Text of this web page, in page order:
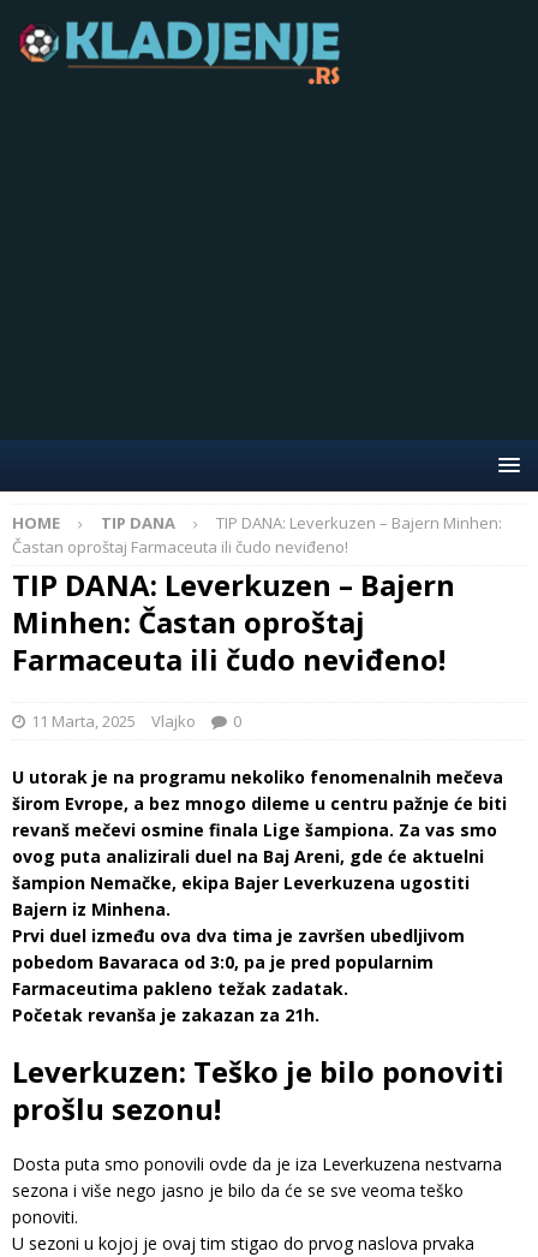
HOME TIP DANA
TIP DANA: Leverkuzen – Bajern Minhen:
Častan oproštaj Farmaceuta ili čudo neviđeno!
TIP DANA: Leverkuzen – Bajern
Minhen: Častan oproštaj
Farmaceuta ili čudo neviđeno!
11 Marta, 2025 Vlajko 0
U utorak je na programu nekoliko fenomenalnih mečeva
širom Evrope, a bez mnogo dileme u centru pažnje će biti
revanš mečevi osmine finala Lige šampiona. Za vas smo
ovog puta analizirali duel na Baj Areni, gde će aktuelni
šampion Nemačke, ekipa Bajer Leverkuzena ugostiti
Bajern iz Minhena.
Prvi duel između ova dva tima je završen ubedljivom
pobedom Bavaraca od 3:0, pa je pred popularnim
Farmaceutima pakleno težak zadatak.
Početak revanša je zakazan za 21h.
Leverkuzen: Teško je bilo ponoviti
prošlu sezonu!
Dosta puta smo ponovili ovde da je iza Leverkuzena nestvarna
sezona i više nego jasno je bilo da će se sve veoma teško
ponoviti.
U sezoni u kojoj je ovaj tim stigao do prvog naslova prvaka